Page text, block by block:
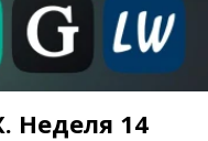
Неделя 14